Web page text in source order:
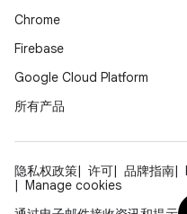
Chrome
Firebase
Google Cloud Platform
所有产品
隐私权政策 许可 品牌指南
Manage cookies